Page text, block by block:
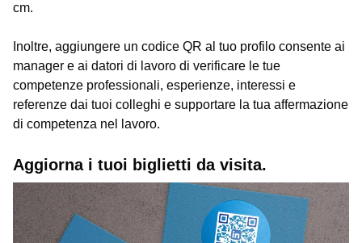
cm.
Inoltre, aggiungere un codice QR al tuo profilo consente ai
manager e ai datori di lavoro di verificare le tue
competenze professionali, esperienze, interessi e
referenze dai tuoi colleghi e supportare la tua affermazione
di competenza nel lavoro.
Aggiorna i tuoi biglietti da visita.